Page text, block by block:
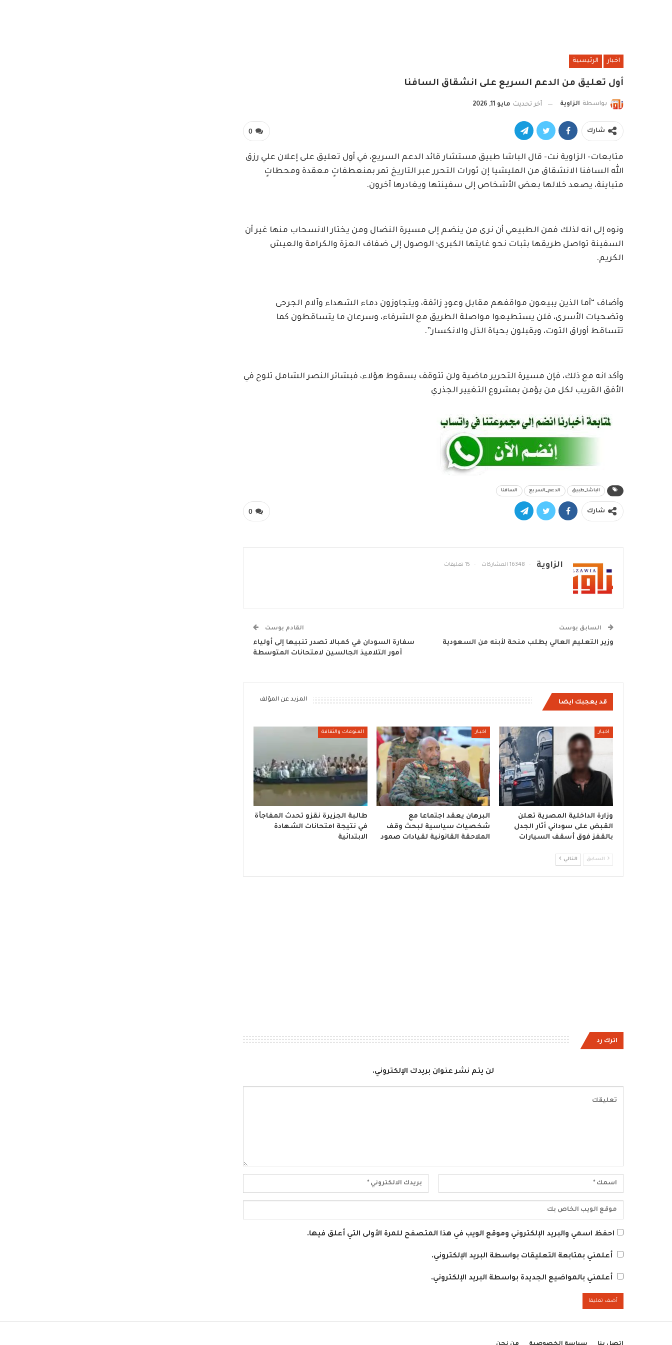
اخبار الرئيسية
أول تعليق من الدعم السريع على انشقاق السافنا
بواسطة الزاوية آخر تحديث مايو 11, 2026
0 شارك
متابعات- الزاوية نت- قال الباشا طبيق مستشار قائد الدعم السريع، في أول تعليق على إعلان علي رزق
الله السافنا الانشقاق من المليشيا إن ثورات التحرر عبر التاريخ تمر بمنعطفاتٍ معقدة ومحطاتٍ
متباينة، يصعد خلالها بعض الأشخاص إلى سفينتها ويغادرها آخرون.
ونوه إلى انه لذلك فمن الطبيعي أن نرى من ينضم إلى مسيرة النضال ومن يختار الانسحاب منها غير أن
السفينة تواصل طريقها بثبات نحو غايتها الكبرى؛ الوصول إلى ضفاف العزة والكرامة والعيش
الكريم.
وأضاف “أما الذين يبيعون مواقفهم مقابل وعودٍ زائفة، ويتجاوزون دماء الشهداء وآلام الجرحى
وتضحيات الأسرى، فلن يستطيعوا مواصلة الطريق مع الشرفاء، وسرعان ما يتساقطون كما
تتساقط أوراق التوت، ويقبلون بحياة الذل والانكسار”.
وأكد انه مع ذلك، فإن مسيرة التحرير ماضية ولن تتوقف بسقوط هؤلاء، فبشائر النصر الشامل تلوح في
الأفق القريب لكل من يؤمن بمشروع التغيير الجذري
الباشا_طبيق الدعم_السريع السافنا
0 شارك
الزاوية 16348 المشاركات 15 تعليقات
السابق بوست
وزير التعليم العالي يطلب منحة لأبنه من السعودية
القادم بوست
سفارة السودان في كمبالا تصدر تنبيها إلى أولياء
أمور التلاميذ الجالسين لامتحانات المتوسطة
قد يعجبك ايضا المزيد عن المؤلف
اخبار
وزارة الداخلية المصرية تعلن
القبض على سوداني أثار الجدل
بالقفز فوق أسقف السيارات
اخبار
البرهان يعقد اجتماعا مع
شخصيات سياسية لبحث وقف
الملاحقة القانونية لقيادات صمود
المنوعات والثقافة
طالبة الجزيرة نقزو تحدث المفاجأة
في نتيجة امتحانات الشهادة
الابتدائية
السابق التالي
اترك رد
لن يتم نشر عنوان بريدك الإلكتروني.
احفظ اسمي والبريد الإلكتروني وموقع الويب في هذا المتصفح للمرة الأولى التي أعلق فيها.
أعلمني بمتابعة التعليقات بواسطة البريد الإلكتروني.
أعلمني بالمواضيع الجديدة بواسطة البريد الإلكتروني.